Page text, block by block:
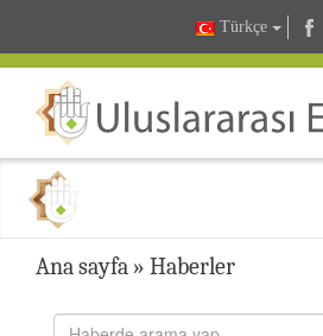
Türkçe
Ana sayfa » Haberler